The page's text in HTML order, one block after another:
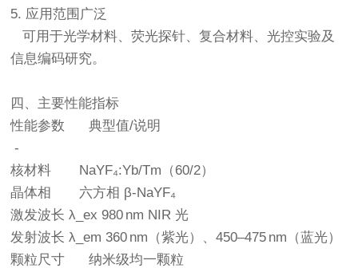
5. 应用范围广泛
可用于光学材料、荧光探针、复合材料、光控实验及
信息编码研究。
四、主要性能指标
性能参数 典型值/说明
-
核材料 NaYF₄:Yb/Tm（60/2）
晶体相 六方相 β-NaYF₄
激发波长 λ_ex 980 nm NIR 光
发射波长 λ_em 360 nm（紫光）、450–475 nm（蓝光）
颗粒尺寸 纳米级均一颗粒